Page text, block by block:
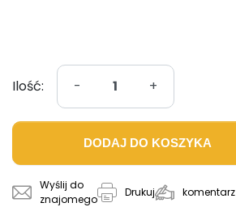
Ilość: - +
DODAJ DO KOSZYKA
Wyślij do
znajomego
Drukuj komentarz